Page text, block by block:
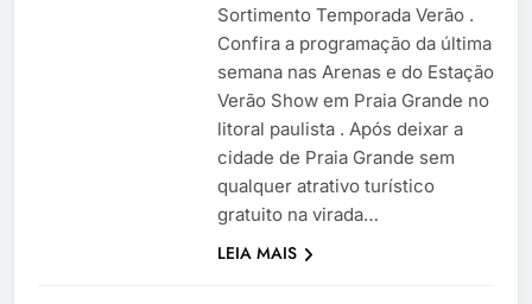
Sortimento Temporada Verão .
Confira a programação da última
semana nas Arenas e do Estação
Verão Show em Praia Grande no
litoral paulista . Após deixar a
cidade de Praia Grande sem
qualquer atrativo turístico
gratuito na virada…
LEIA MAIS